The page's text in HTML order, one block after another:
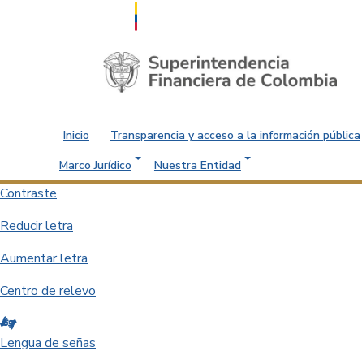
Saltar al contenido principal
Inicio Transparencia y acceso a la información pública
Marco Jurídico
Nuestra Entidad
Contraste
Reducir letra
Aumentar letra
Centro de relevo
Lengua de señas